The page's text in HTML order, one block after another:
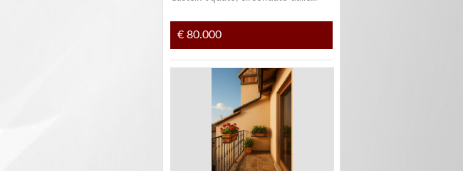
€ 80.000